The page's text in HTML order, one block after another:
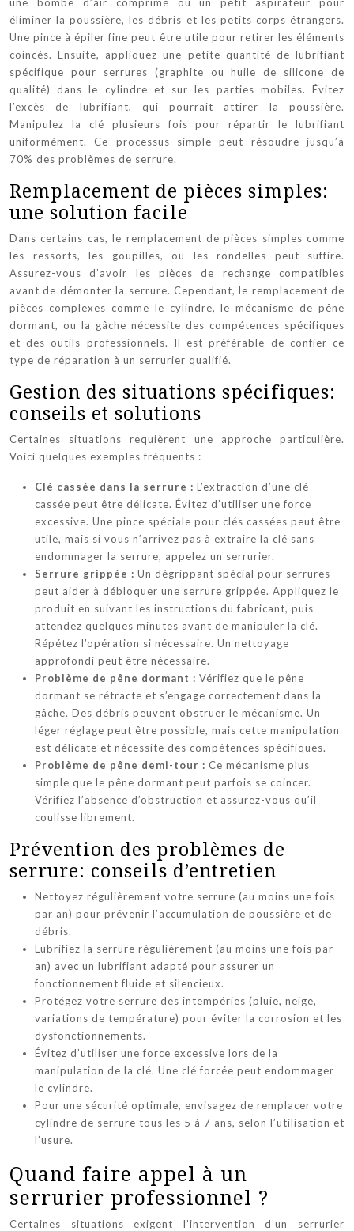
éliminer la poussière, les débris et les petits corps étrangers.
Une pince à épiler fine peut être utile pour retirer les éléments
coincés. Ensuite, appliquez une petite quantité de lubrifiant
spécifique pour serrures (graphite ou huile de silicone de
qualité) dans le cylindre et sur les parties mobiles. Évitez
l’excès de lubrifiant, qui pourrait attirer la poussière.
Manipulez la clé plusieurs fois pour répartir le lubrifiant
uniformément. Ce processus simple peut résoudre jusqu’à
70% des problèmes de serrure.
Remplacement de pièces simples:
une solution facile
Dans certains cas, le remplacement de pièces simples comme
les ressorts, les goupilles, ou les rondelles peut suffire.
Assurez-vous d’avoir les pièces de rechange compatibles
avant de démonter la serrure. Cependant, le remplacement de
pièces complexes comme le cylindre, le mécanisme de pêne
dormant, ou la gâche nécessite des compétences spécifiques
et des outils professionnels. Il est préférable de confier ce
type de réparation à un serrurier qualifié.
Gestion des situations spécifiques:
conseils et solutions
Certaines situations requièrent une approche particulière.
Voici quelques exemples fréquents :
Clé cassée dans la serrure : L’extraction d’une clé
cassée peut être délicate. Évitez d’utiliser une force
excessive. Une pince spéciale pour clés cassées peut être
utile, mais si vous n’arrivez pas à extraire la clé sans
endommager la serrure, appelez un serrurier.
Serrure grippée : Un dégrippant spécial pour serrures
peut aider à débloquer une serrure grippée. Appliquez le
produit en suivant les instructions du fabricant, puis
attendez quelques minutes avant de manipuler la clé.
Répétez l’opération si nécessaire. Un nettoyage
approfondi peut être nécessaire.
Problème de pêne dormant : Vérifiez que le pêne
dormant se rétracte et s’engage correctement dans la
gâche. Des débris peuvent obstruer le mécanisme. Un
léger réglage peut être possible, mais cette manipulation
est délicate et nécessite des compétences spécifiques.
Problème de pêne demi-tour : Ce mécanisme plus
simple que le pêne dormant peut parfois se coincer.
Vérifiez l’absence d’obstruction et assurez-vous qu’il
coulisse librement.
Prévention des problèmes de
serrure: conseils d’entretien
Nettoyez régulièrement votre serrure (au moins une fois
par an) pour prévenir l’accumulation de poussière et de
débris.
Lubrifiez la serrure régulièrement (au moins une fois par
an) avec un lubrifiant adapté pour assurer un
fonctionnement fluide et silencieux.
Protégez votre serrure des intempéries (pluie, neige,
variations de température) pour éviter la corrosion et les
dysfonctionnements.
Évitez d’utiliser une force excessive lors de la
manipulation de la clé. Une clé forcée peut endommager
le cylindre.
Pour une sécurité optimale, envisagez de remplacer votre
cylindre de serrure tous les 5 à 7 ans, selon l’utilisation et
l’usure.
Quand faire appel à un
serrurier professionnel ?
Certaines situations exigent l’intervention d’un serrurier